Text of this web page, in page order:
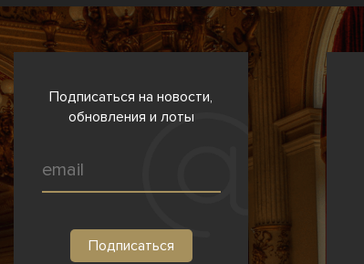
Подписаться на новости,
обновления и лоты